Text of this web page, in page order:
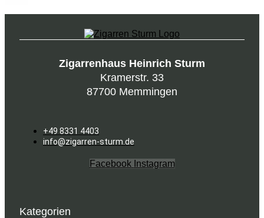
Zigarrenhaus Heinrich Sturm
Kramerstr. 33
87700 Memmingen
+49 8331 4403
info@zigarren-sturm.de
Facebook Instagram
Kategorien